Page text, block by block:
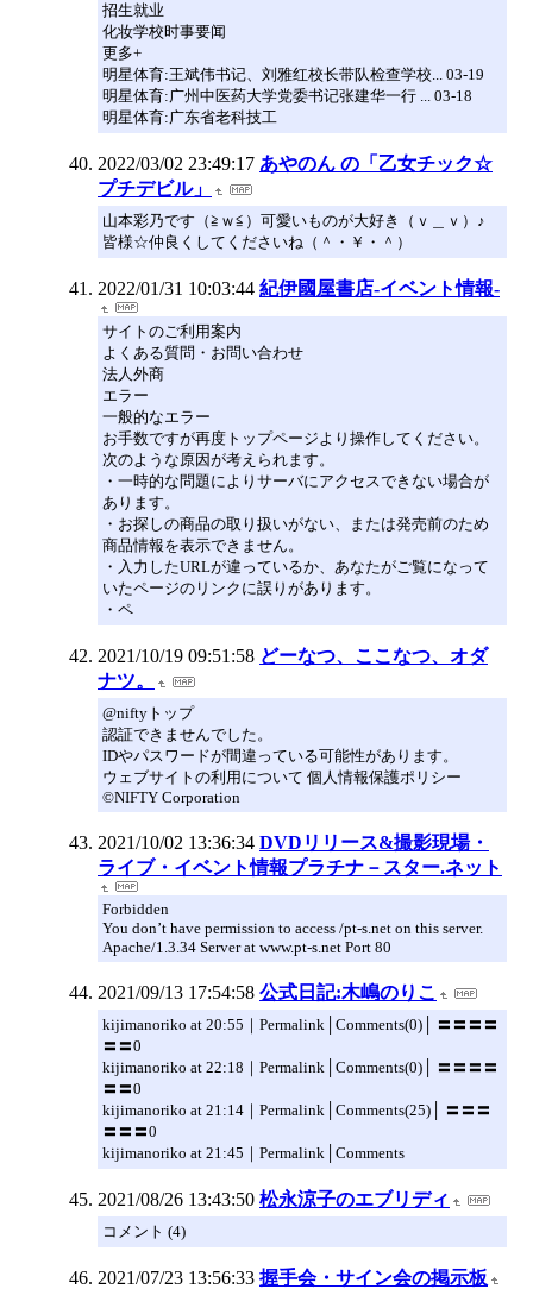
招生就业
化妆学校时事要闻
更多+
明星体育:王斌伟书记、刘雅红校长带队检查学校... 03-19
明星体育:广州中医药大学党委书记张建华一行 ... 03-18
明星体育:广东省老科技工
2022/03/02 23:49:17 あやのん の「乙女チック☆
プチデビル」
山本彩乃です（≧ｗ≦）可愛いものが大好き（ｖ＿ｖ）♪
皆様☆仲良くしてくださいね（＾・￥・＾）
2022/01/31 10:03:44 紀伊國屋書店-イベント情報-
サイトのご利用案内
よくある質問・お問い合わせ
法人外商
エラー
一般的なエラー
お手数ですが再度トップページより操作してください。
次のような原因が考えられます。
・一時的な問題によりサーバにアクセスできない場合が
あります。
・お探しの商品の取り扱いがない、または発売前のため
商品情報を表示できません。
・入力したURLが違っているか、あなたがご覧になって
いたページのリンクに誤りがあります。
・ペ
2021/10/19 09:51:58 どーなつ、ここなつ、オダ
ナツ。
@niftyトップ
認証できませんでした。
IDやパスワードが間違っている可能性があります。
ウェブサイトの利用について 個人情報保護ポリシー
©NIFTY Corporation
2021/10/02 13:36:34 DVDリリース&撮影現場・
ライブ・イベント情報プラチナ－スター.ネット
Forbidden
You don’t have permission to access /pt-s.net on this server.
Apache/1.3.34 Server at www.pt-s.net Port 80
2021/09/13 17:54:58 公式日記:木嶋のりこ
kijimanoriko at 20:55｜Permalink│Comments(0)│ 〓〓〓〓
〓〓0
kijimanoriko at 22:18｜Permalink│Comments(0)│ 〓〓〓〓
〓〓0
kijimanoriko at 21:14｜Permalink│Comments(25)│ 〓〓〓
〓〓〓0
kijimanoriko at 21:45｜Permalink│Comments
2021/08/26 13:43:50 松永涼子のエブリディ
コメント (4)
2021/07/23 13:56:33 握手会・サイン会の掲示板